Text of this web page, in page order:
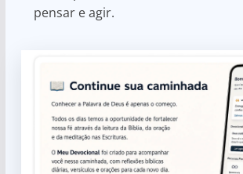
pensar e agir.